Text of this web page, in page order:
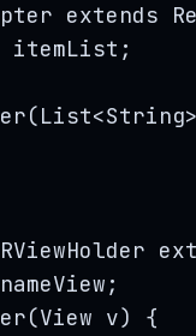
extends
itemList ;
(List<String
RViewHolder
nameView ;
(View v)
{